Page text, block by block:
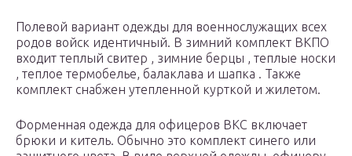
Полевой вариант одежды для военнослужащих всех
родов войск идентичный. В зимний комплект ВКПО
входит теплый свитер , зимние берцы , теплые носки
, теплое термобелье, балаклава и шапка . Также
комплект снабжен утепленной курткой и жилетом.
Форменная одежда для офицеров ВКС включает
брюки и китель. Обычно это комплект синего или